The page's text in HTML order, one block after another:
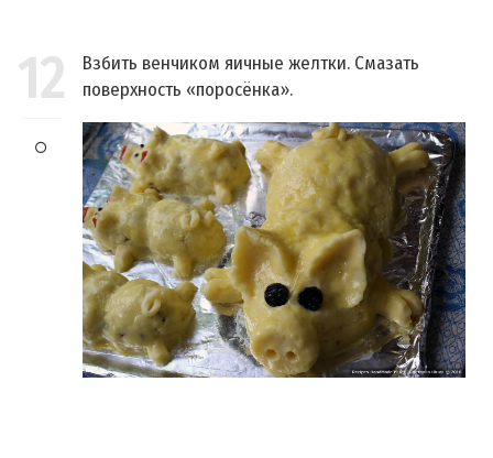
12
Взбить венчиком яичные желтки. Смазать
поверхность «поросёнка».